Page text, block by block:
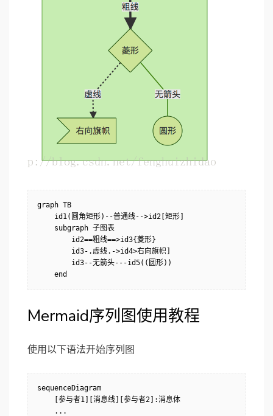
graph TB
    id1(圆角矩形)--普通线-->id2[矩形]
    subgraph 子图表
        id2==粗线==>id3{菱形}
        id3-.虚线.->id4>右向旗帜]
        id3--无箭头---id5((圆形))
Mermaid序列图使用教程
使用以下语法开始序列图
sequenceDiagram
    [参与者1][消息线][参与者2]:消息体